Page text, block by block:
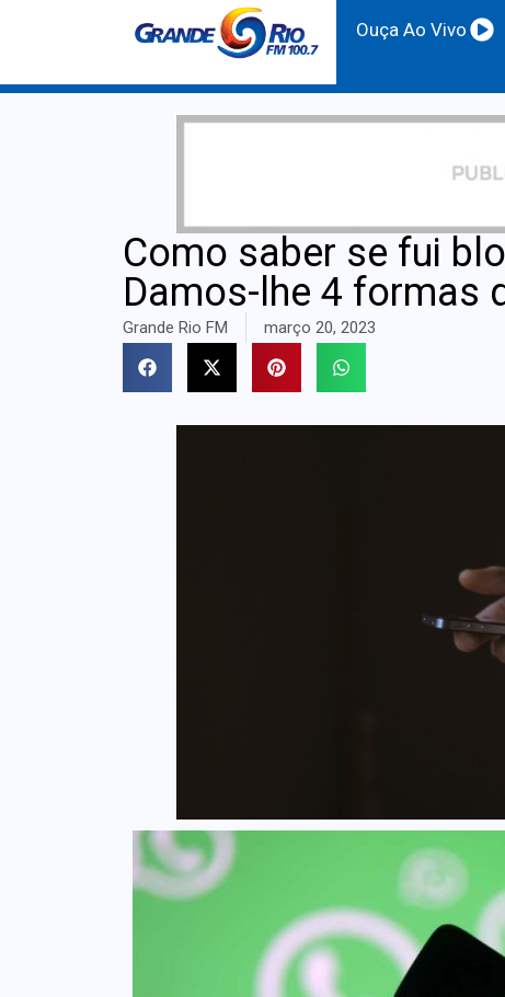
Ouça Ao Vivo
Como saber se fui
Damos-lhe 4 formas
Grande Rio FM março 20, 2023